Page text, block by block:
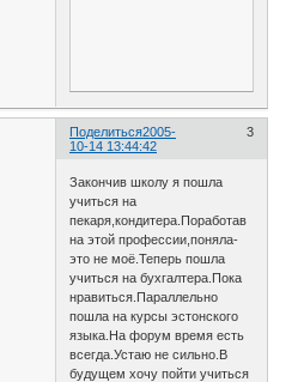
Поделиться 3
2005-
10-14 13:44:42
Закончив школу я пошла
учиться на
пекаря,кондитера.Поработав
на этой профессии,поняла-
это не моё.Теперь пошла
учиться на бухгалтера.Пока
нравиться.Параллельно
пошла на курсы эстонского
языка.На форум время есть
всегда.Устаю не сильно.В
будущем хочу пойти учиться